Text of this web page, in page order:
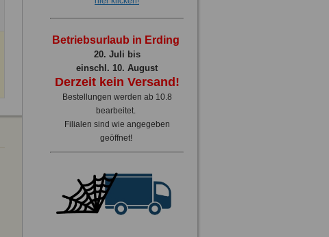
Betriebsurlaub in Erding
20. Juli bis
einschl. 10. August
Derzeit kein Versand!
Bestellungen werden ab 10.8
bearbeitet.
Filialen sind wie angegeben
geöffnet!